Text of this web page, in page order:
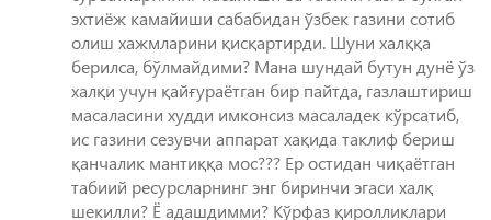
эхтиёж камайиши сабабидан ўзбек газини сотиб
олиш хажмларини қисқартирди. Шуни халққа
берилса, бўлмайдими? Мана шундай бутун дунё ўз
халқи учун қайғураётган бир пайтда, газлаштириш
масаласини худди имконсиз масаладек кўрсатиб,
ис газини сезувчи аппарат хақида таклиф бериш
қанчалик мантиққа мос??? Ер остидан чиқаётган
табиий ресурсларнинг энг биринчи эгаси халқ
шекилли? Ё адашдимми? Кўрфаз қиролликлари